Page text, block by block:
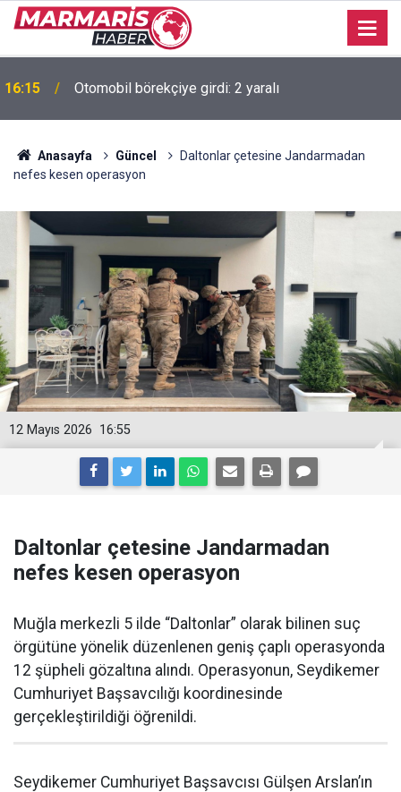
16:14
çalışıyoruz"
Anasayfa Güncel
Daltonlar çetesine Jandarmadan
nefes kesen operasyon
16:55
12 Mayıs 2026
Daltonlar çetesine Jandarmadan
nefes kesen operasyon
Muğla merkezli 5 ilde “Daltonlar” olarak bilinen suç
örgütüne yönelik düzenlenen geniş çaplı operasyonda
12 şüpheli gözaltına alındı. Operasyonun, Seydikemer
Cumhuriyet Başsavcılığı koordinesinde
gerçekleştirildiği öğrenildi.
Seydikemer Cumhuriyet Başsavcısı Gülşen Arslan’ın